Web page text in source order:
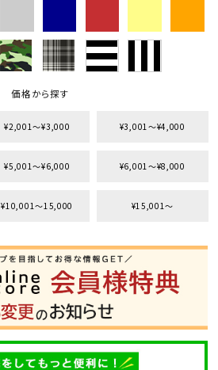
価格から探す
¥2,001〜¥3,000 ¥3,001〜¥4,000
¥5,001〜¥6,000 ¥6,001〜¥8,000
¥10,001〜15,000 ¥15,001〜